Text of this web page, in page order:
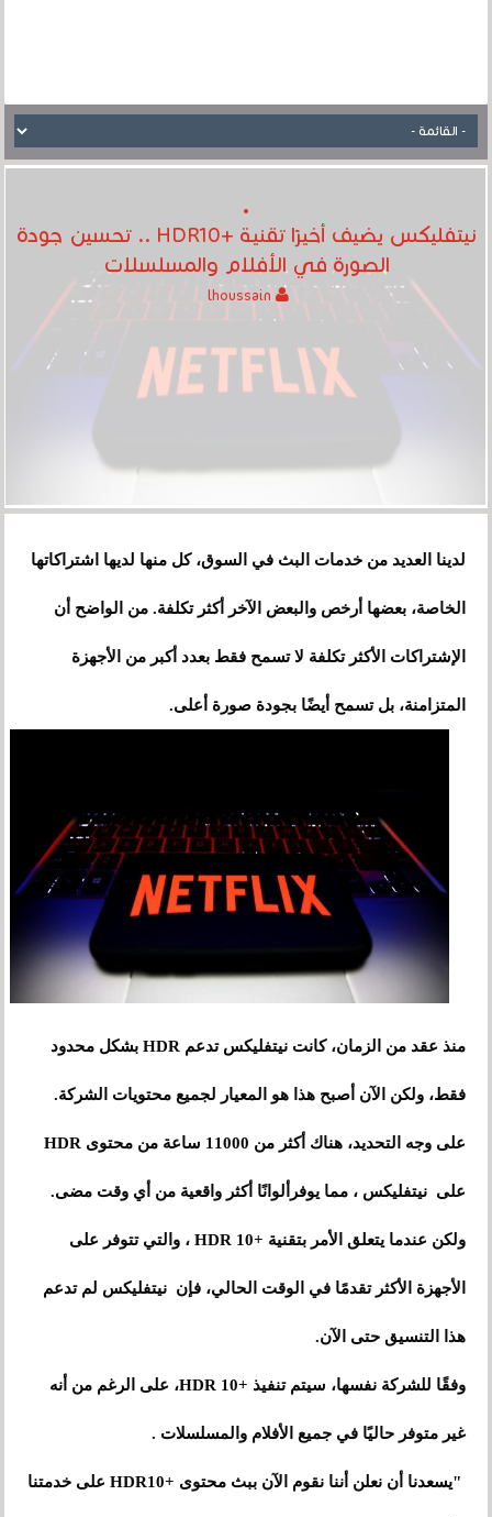
نيتفليكس يضيف أخيرًا تقنية +HDR10 .. تحسين جودة
الصورة في الأفلام والمسلسلات
لدينا العديد من خدمات البث في السوق، كل منها لديها اشتراكاتها
الخاصة، بعضها أرخص والبعض الآخر أكثر تكلفة. من الواضح أن
الإشتراكات الأكثر تكلفة لا تسمح فقط بعدد أكبر من الأجهزة
المتزامنة، بل تسمح أيضًا بجودة صورة أعلى.
منذ عقد من الزمان، كانت نيتفليكس تدعم HDR بشكل محدود
فقط، ولكن الآن أصبح هذا هو المعيار لجميع محتويات الشركة.
على وجه التحديد، هناك أكثر من 11000 ساعة من محتوى HDR
على نيتفليكس ، مما يوفرألوانًا أكثر واقعية من أي وقت مضى.
ولكن عندما يتعلق الأمر بتقنية +HDR 10 ، والتي تتوفر على
الأجهزة الأكثر تقدمًا في الوقت الحالي، فإن نيتفليكس لم تدعم
هذا التنسيق حتى الآن.
وفقًا للشركة نفسها، سيتم تنفيذ +HDR 10، على الرغم من أنه
غير متوفر حاليًا في جميع الأفلام والمسلسلات .
"يسعدنا أن نعلن أننا نقوم الآن ببث محتوى +HDR10 على خدمتنا